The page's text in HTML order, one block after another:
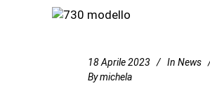
18 Aprile 2023 In News
Bymichela